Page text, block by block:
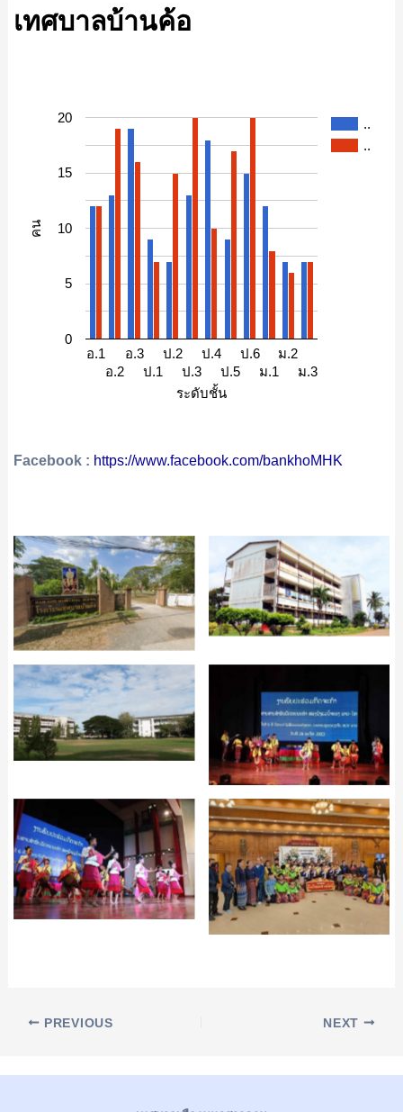
เทศบาลบ้านค้อ
..
..
อ.1
อ.2
อ.3
ป.1
ป.2
ป.3
ป.4
ป.5
ป.6
ม.1
ม.2
ม.3
0
5
10
15
20
ระดับชั้น
คน
Facebook : https://www.facebook.com/bankhoMHK
PREVIOUS NEXT